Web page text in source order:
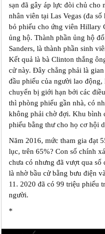
sạn đã gây áp lực đòi chủ cho
nhân viên tại Las Vegas (đa
bỏ phiếu cho ứng viên Hillary
ủng hộ. Thành phần ủng hộ
Sanders, là thành phần sinh
Kết quả là bà Clinton thắng
cử này. Đây chẳng phải là
đầu phiếu của người lao
chuyển bị giới hạn bởi các
thì phòng phiếu gần nhà, có
không phải chờ đợi. Khu bình
phiếu bằng thư cho họ cơ hội
Năm 2016, mức tham gia đạt
lục, trên 65%? Con số chính
chưa có nhưng đã vượt qua
là nhờ bầu cử bằng bưu điện
11. 2020 đã có 99 triệu phiếu
người.
*